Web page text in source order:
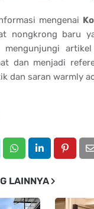
mengenai
nongkrong baru
mengunjungi artikel
dan menjadi
dan saran warmly
LAINNYA